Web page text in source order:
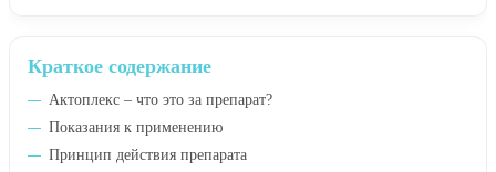
Краткое содержание
Актоплекс – что это за препарат?
Показания к применению
Принцип действия препарата